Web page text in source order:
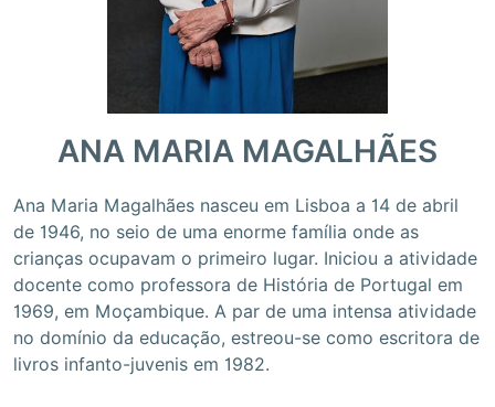
ANA MARIA MAGALHÃES
Ana Maria Magalhães nasceu em Lisboa a 14 de abril
de 1946, no seio de uma enorme família onde as
crianças ocupavam o primeiro lugar. Iniciou a atividade
docente como professora de História de Portugal em
1969, em Moçambique. A par de uma intensa atividade
no domínio da educação, estreou-se como escritora de
livros infanto-juvenis em 1982.